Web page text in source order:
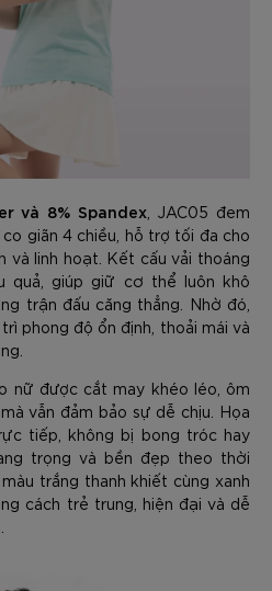
và 8% Spandex, JAC05 đem
giãn 4 chiều, hỗ trợ tối đa cho
và linh hoạt. Kết cấu vải thoáng
quả, giúp giữ cơ thể luôn khô
trận đấu căng thẳng. Nhờ đó,
phong độ ổn định, thoải mái và
nữ được cắt may khéo léo, ôm
vẫn đảm bảo sự dễ chịu. Họa
tiếp, không bị bong tróc hay
trọng và bền đẹp theo thời
trắng thanh khiết cùng xanh
cách trẻ trung, hiện đại và dễ